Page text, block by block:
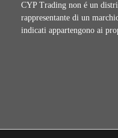
CYP Trading non é un
rappresentante di un
indicati appartengono ai